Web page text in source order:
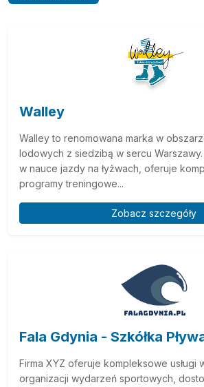
Walley
Walley to renomowana marka w
lodowych z siedzibą w sercu
w nauce jazdy na łyżwach, oferuje
programy treningowe...
Zobacz szczegóły
Fala Gdynia - Szkółka
Firma XYZ oferuje kompleksowe usługi
organizacji wydarzeń sportowych,